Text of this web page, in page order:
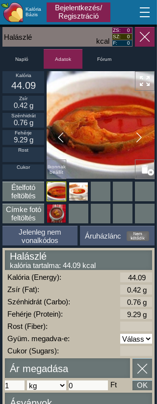
Kalória
Bázis
Bejelentkezés/
Regisztráció
MA
kcal
Halászlé
ZS:
0
SZ:
0
F:
0
Napló Adatok Fórum
Ikonnak
beállít
Kalória
44.09
Zsír
0.42 g
Szénhidrát
0.76 g
Fehérje
9.29 g
Rost
Cukor
Ételfotó
feltöltés
Címke fotó
feltöltés
Jelenleg nem
vonalkódos
Áruházlánc
Halászlé
kalória tartalma: 44.09 kcal
Kalória (Energy):
Zsír (Fat):
Szénhidrát (Carbo):
Fehérje (Protein):
Rost (Fiber):
Gyüm. megadva-e:
Cukor (Sugars):
Ár megadása
Ft OK